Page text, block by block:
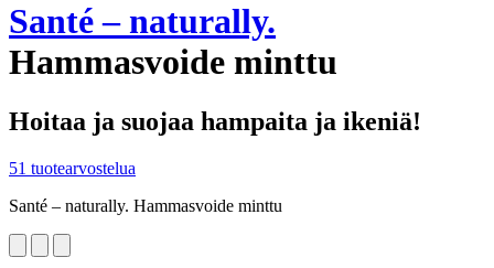
Santé – naturally.
Hammasvoide minttu
Hoitaa ja suojaa hampaita ja ikeniä!
51 tuotearvostelua
Santé – naturally. Hammasvoide minttu